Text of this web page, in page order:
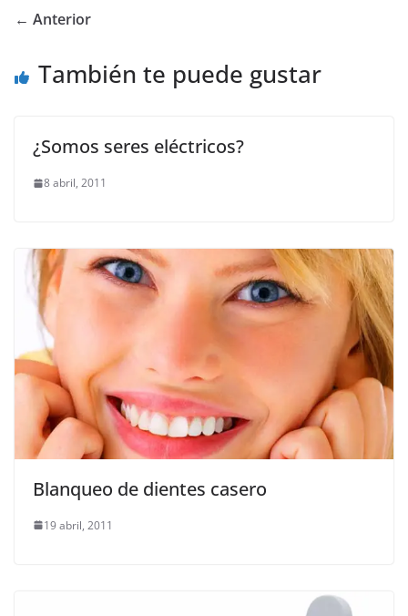
← Anterior
También te puede gustar
¿Somos seres eléctricos?
8 abril, 2011
Blanqueo de dientes casero
19 abril, 2011